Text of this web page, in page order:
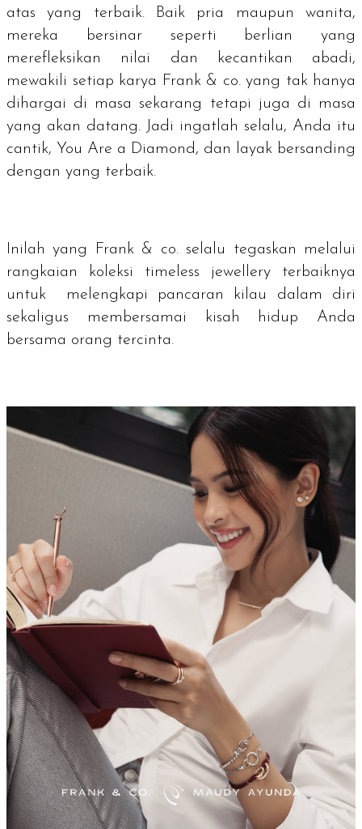
atas yang terbaik. Baik pria maupun wanita,
mereka bersinar seperti berlian yang
merefleksikan nilai dan kecantikan abadi,
mewakili setiap karya Frank & co. yang tak hanya
dihargai di masa sekarang tetapi juga di masa
yang akan datang. Jadi ingatlah selalu, Anda itu
cantik, You Are a Diamond, dan layak bersanding
dengan yang terbaik.
Inilah yang Frank & co. selalu tegaskan melalui
rangkaian koleksi timeless jewellery terbaiknya
untuk melengkapi pancaran kilau dalam diri
sekaligus membersamai kisah hidup Anda
bersama orang tercinta.